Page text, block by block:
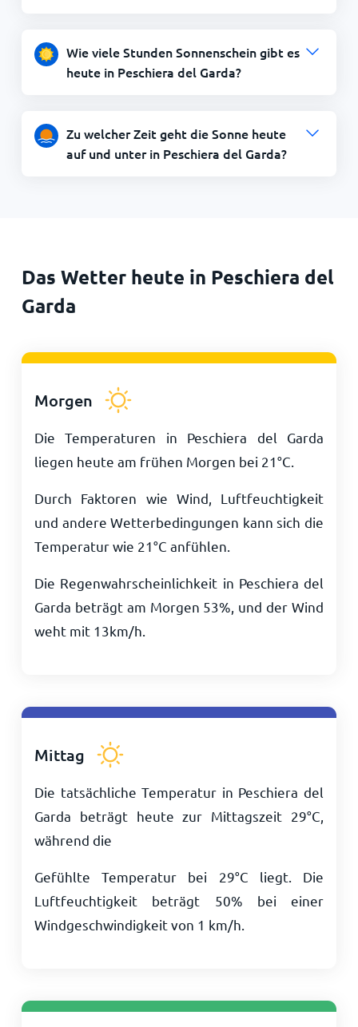
Wie viele Stunden Sonnenschein gibt es
heute in Peschiera del Garda?
Zu welcher Zeit geht die Sonne heute
auf und unter in Peschiera del Garda?
Das Wetter heute in Peschiera del
Garda
Morgen
Die Temperaturen in Peschiera del Garda
liegen heute am frühen Morgen bei 21°C
Durch Faktoren wie Wind, Luftfeuchtigkeit
und andere Wetterbedingungen kann sich die
Temperatur wie 21°C anfühlen.
Die Regenwahrscheinlichkeit in Peschiera del
Garda beträgt am Morgen 53%, und der Wind
weht mit 13km/h
Mittag
Die tatsächliche Temperatur in Peschiera del
Garda beträgt heute zur Mittagszeit 29°C
während die
Gefühlte Temperatur bei 29°C liegt. Die
Luftfeuchtigkeit beträgt 50% bei einer
Windgeschwindigkeit von 1 km/h